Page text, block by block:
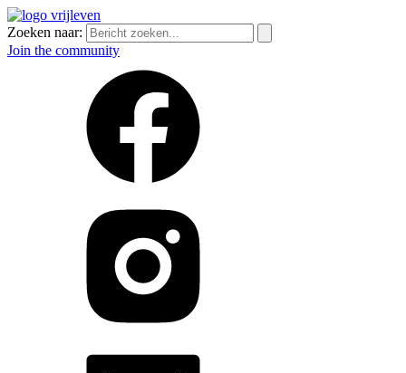
Zoeken naar:
Join the community